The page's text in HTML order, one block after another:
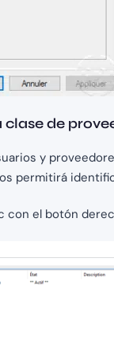
de
y
permitirá
con el botón